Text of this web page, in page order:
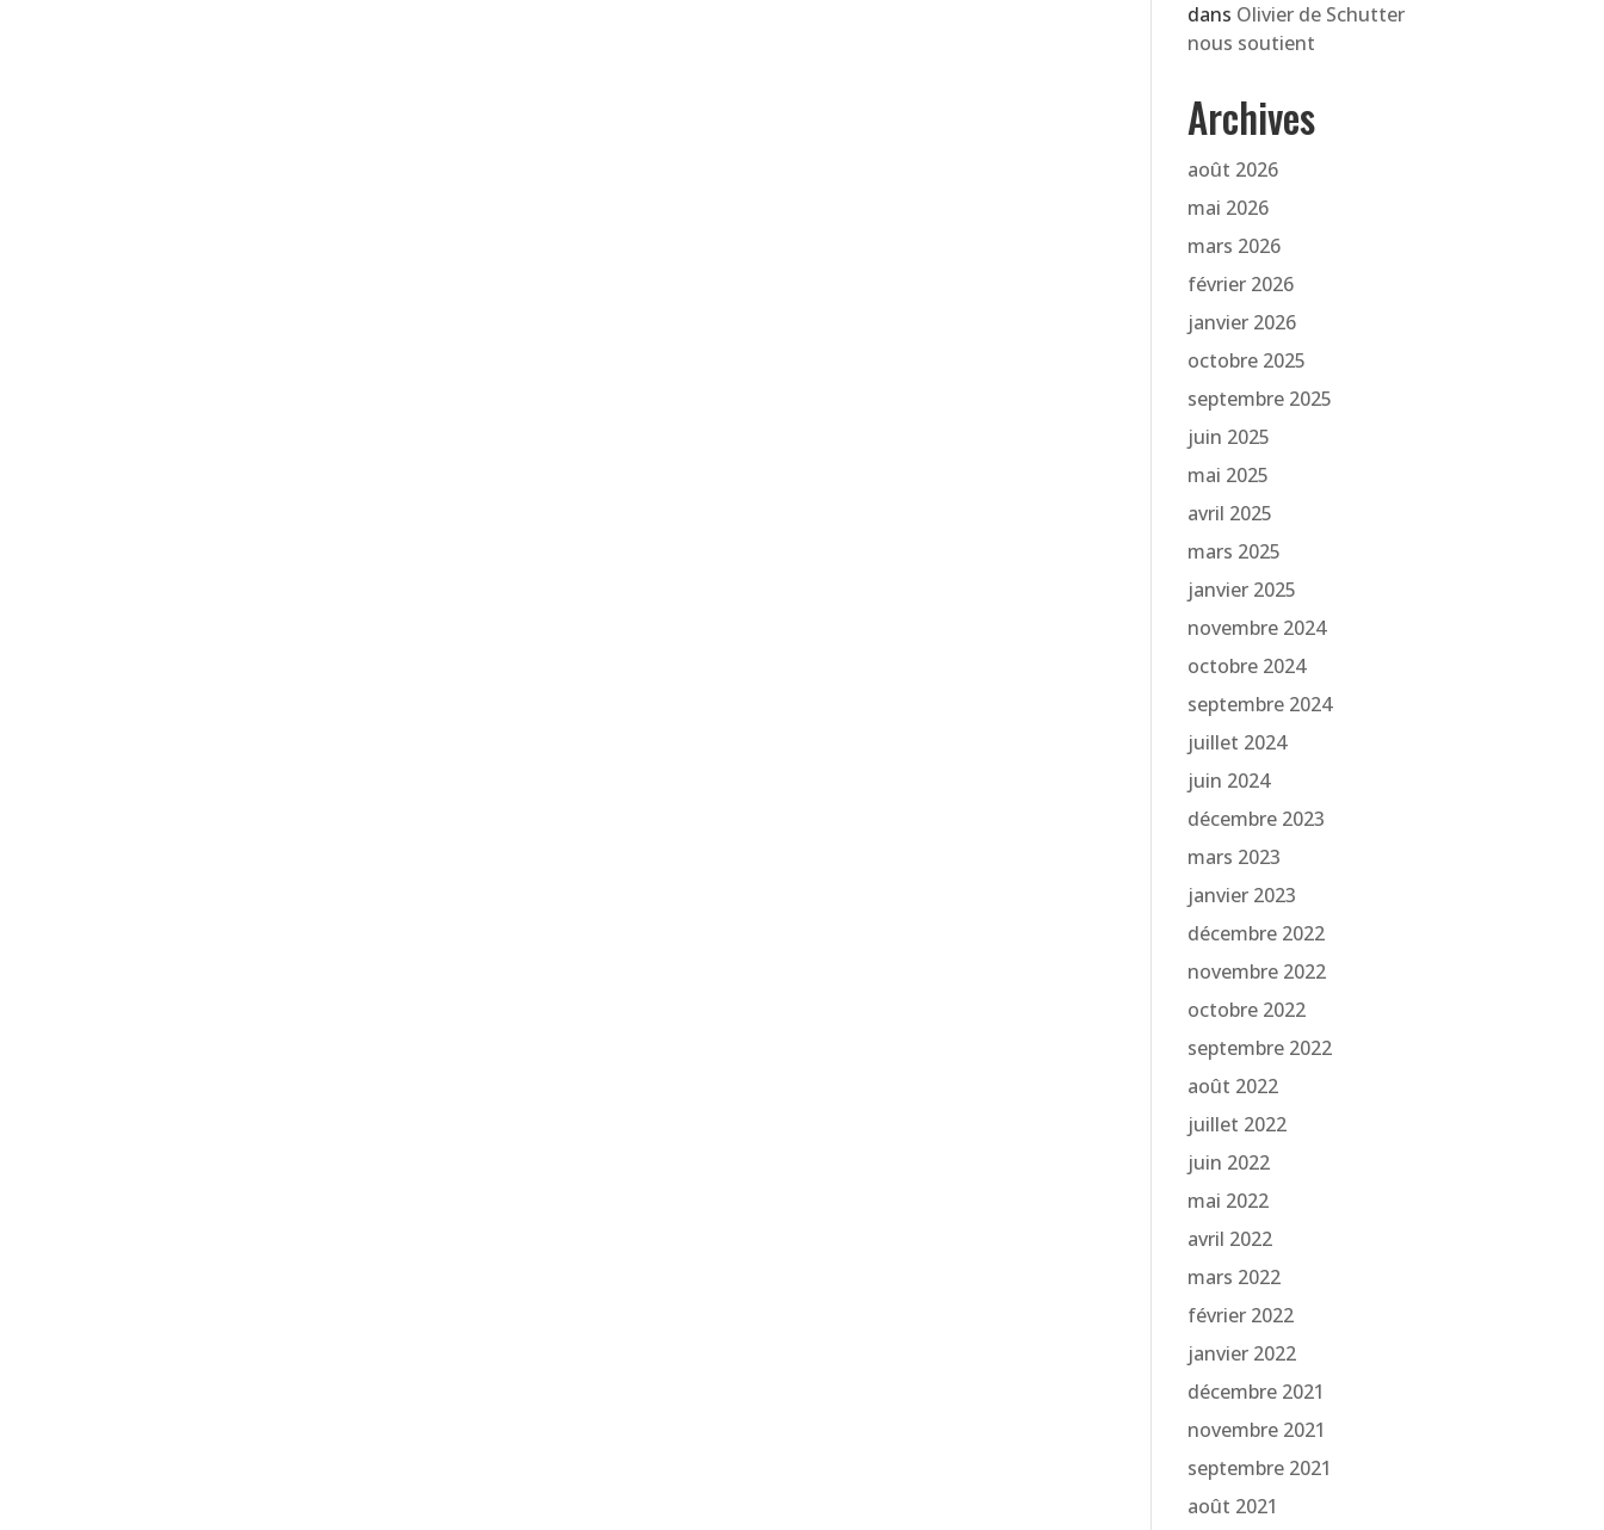
dans Olivier de Schutter
nous soutient
Archives
août 2026
mai 2026
mars 2026
février 2026
janvier 2026
octobre 2025
septembre 2025
juin 2025
mai 2025
avril 2025
mars 2025
janvier 2025
novembre 2024
octobre 2024
septembre 2024
juillet 2024
juin 2024
décembre 2023
mars 2023
janvier 2023
décembre 2022
novembre 2022
octobre 2022
septembre 2022
août 2022
juillet 2022
juin 2022
mai 2022
avril 2022
mars 2022
février 2022
janvier 2022
décembre 2021
novembre 2021
septembre 2021
août 2021